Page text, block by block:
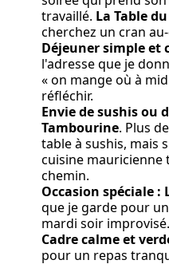
travaillé. La Table
cherchez un cran
Déjeuner simple et
l'adresse que je
« on mange où à
réfléchir.
Envie de sushis ou
Tambourine. Plus
table à sushis, mais
cuisine mauricienne
chemin.
Occasion spéciale :
que je garde pour
mardi soir improvisé.
Cadre calme et
pour un repas